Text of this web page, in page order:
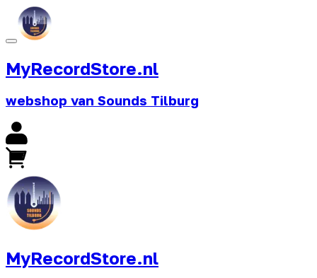
MyRecordStore.nl
webshop van Sounds Tilburg
MyRecordStore.nl